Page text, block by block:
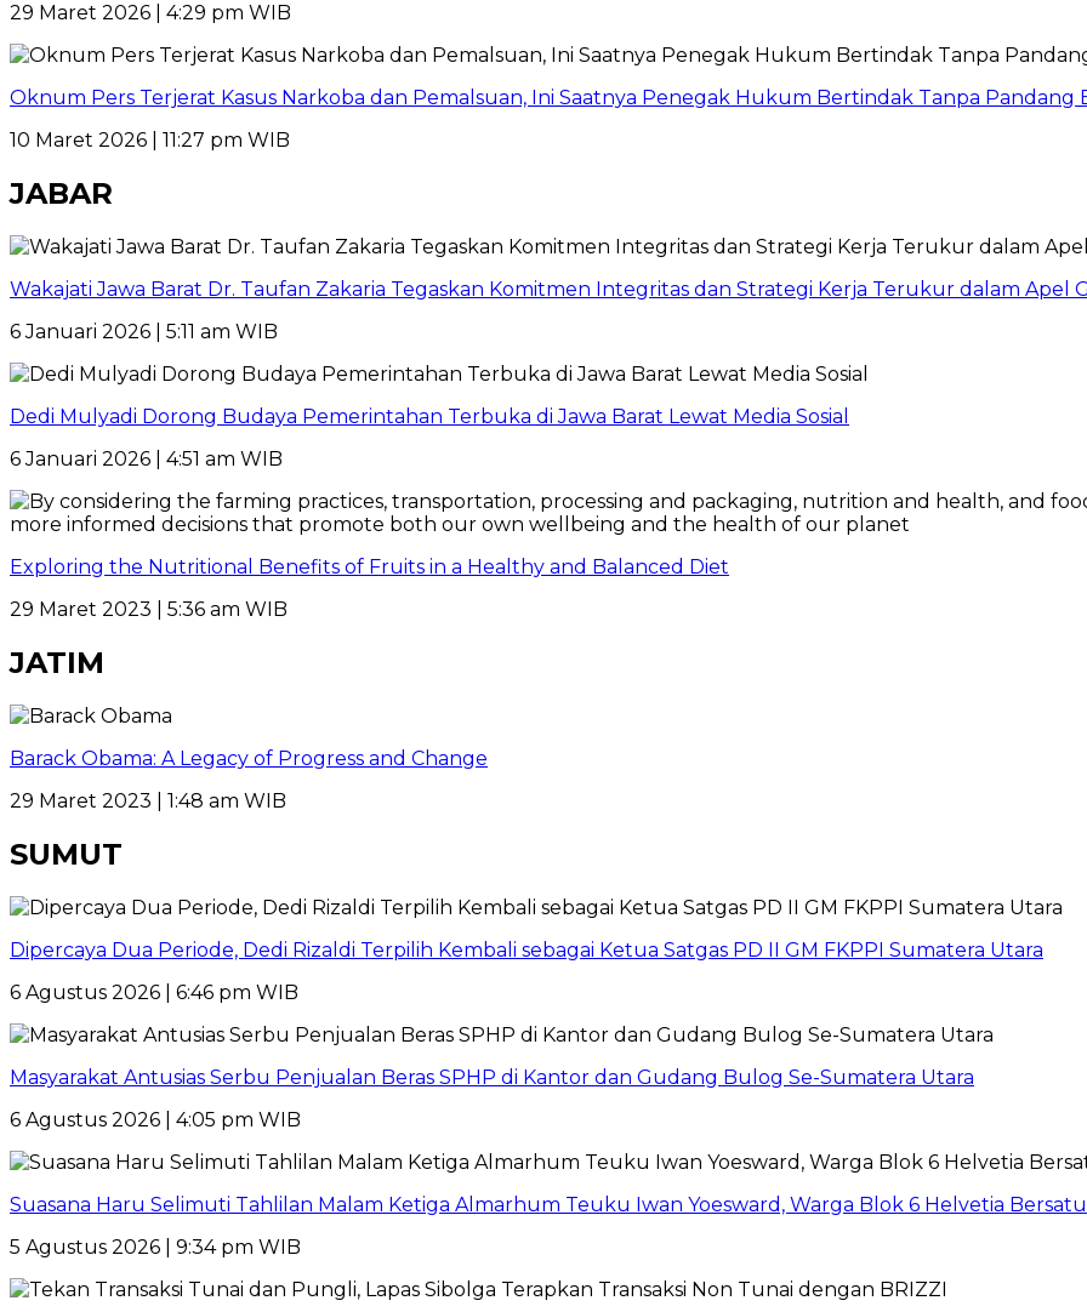
29 Maret 2026 | 4:29 pm WIB
Oknum Pers Terjerat Kasus Narkoba dan Pemalsuan, Ini Saatnya Penegak Hukum Bertindak Tanpa Pandang
10 Maret 2026 | 11:27 pm WIB
JABAR
Wakajati Jawa Barat Dr. Taufan Zakaria Tegaskan Komitmen Integritas dan Strategi Kerja Terukur dalam Apel
6 Januari 2026 | 5:11 am WIB
Dedi Mulyadi Dorong Budaya Pemerintahan Terbuka di Jawa Barat Lewat Media Sosial
6 Januari 2026 | 4:51 am WIB
Exploring the Nutritional Benefits of Fruits in a Healthy and Balanced Diet
29 Maret 2023 | 5:36 am WIB
JATIM
Barack Obama: A Legacy of Progress and Change
29 Maret 2023 | 1:48 am WIB
SUMUT
Dipercaya Dua Periode, Dedi Rizaldi Terpilih Kembali sebagai Ketua Satgas PD II GM FKPPI Sumatera Utara
6 Agustus 2026 | 6:46 pm WIB
Masyarakat Antusias Serbu Penjualan Beras SPHP di Kantor dan Gudang Bulog Se-Sumatera Utara
6 Agustus 2026 | 4:05 pm WIB
Suasana Haru Selimuti Tahlilan Malam Ketiga Almarhum Teuku Iwan Yoesward, Warga Blok 6 Helvetia
5 Agustus 2026 | 9:34 pm WIB